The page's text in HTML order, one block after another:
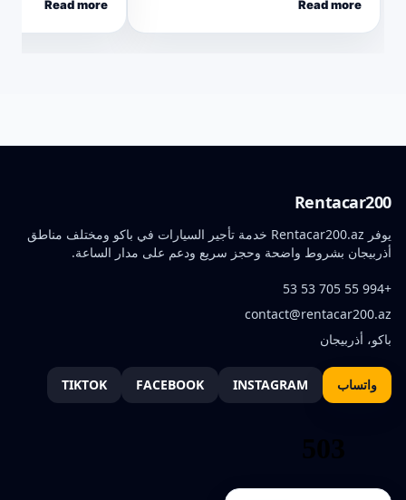
Read more
Read more
Rentacar200
يوفر Rentacar200.az خدمة تأجير السيارات في باكو ومختلف مناطق
أذربيجان بشروط واضحة وحجز سريع ودعم على مدار الساعة.
+994 55 705 53 53
contact@rentacar200.az
باكو، أذربيجان
واتساب INSTAGRAM
FACEBOOK
TIKTOK